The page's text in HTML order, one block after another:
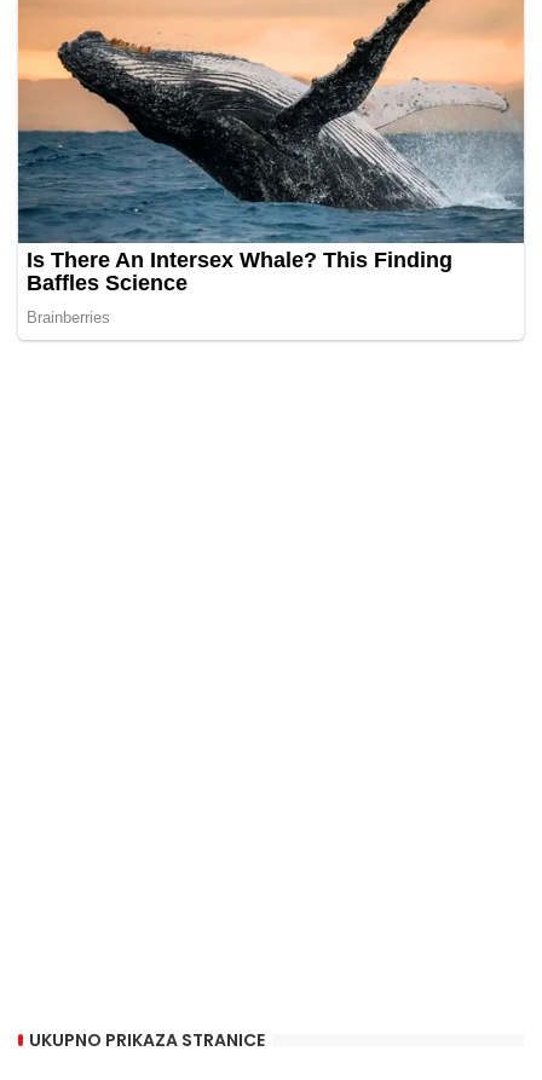
UKUPNO PRIKAZA STRANICE